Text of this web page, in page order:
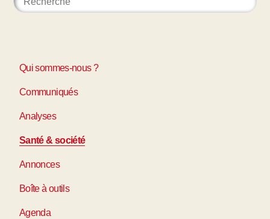
Qui sommes-nous ?
Communiqués
Analyses
Santé & société
Annonces
Boîte à outils
Agenda